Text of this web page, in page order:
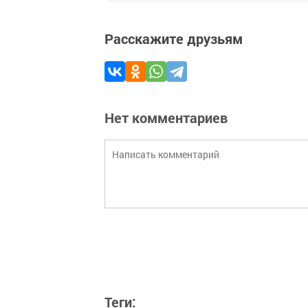
Расскажите друзьям
Нет комментариев
Теги: